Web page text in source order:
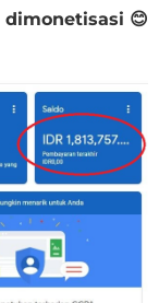
dimonetisasi 😊